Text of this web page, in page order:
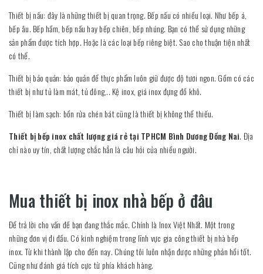
Thiết bị nấu: đây là những thiết bị quan trọng. Bếp nấu có nhiều loại. Như bếp á,
bếp âu. Bếp hầm, bếp nấu hay bếp chiên, bếp nhúng. Bạn có thể sử dụng những
sản phẩm được tích hợp. Hoặc là các loại bếp riêng biệt. Sao cho thuận tiện nhất
có thể.
Thiết bị bảo quản: bảo quản để thực phẩm luôn giữ được độ tươi ngon. Gồm có các
thiết bị như tủ làm mát, tủ đông,.. Kệ inox, giá inox đựng đồ khô.
Thiết bị làm sạch: bồn rửa chén bát cũng là thiết bị không thể thiếu.
Thiết bị bếp inox chất lượng giá rẻ tại TPHCM Bình Dương Đồng Nai. Địa
chỉ nào uy tín, chất lượng chắc hẳn là câu hỏi của nhiều người.
Mua thiết bị inox nhà bếp ở đâu
Để trả lời cho vấn đề bạn đang thắc mắc. Chính là Inox Việt Nhất. Một trong
những đơn vị đi đầu. Có kinh nghiệm trong lĩnh vực gia công thiết bị nhà bếp
inox. Từ khi thành lập cho đến nay. Chúng tôi luôn nhận được những phản hồi tốt.
Cũng như đánh giá tích cực từ phía khách hàng.